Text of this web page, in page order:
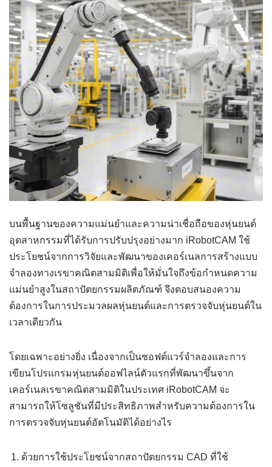
บนพื้นฐานของความแม่นยำและความน่าเชื่อถือของหุ่นยนต์
อุตสาหกรรมที่ได้รับการปรับปรุงอย่างมาก iRobotCAM ใช้
ประโยชน์จากการวิจัยและพัฒนาของเคอร์เนลการสร้างแบบ
จำลองทางเรขาคณิตสามมิติเพื่อให้มั่นใจถึงข้อกำหนดความ
แม่นยำสูงในสถาปัตยกรรมผลิตภัณฑ์ จึงตอบสนองความ
ต้องการในการประมวลผลหุ่นยนต์และการตรวจจับหุ่นยนต์ใน
เวลาเดียวกัน
โดยเฉพาะอย่างยิ่ง เนื่องจากเป็นซอฟต์แวร์จำลองและการ
เขียนโปรแกรมหุ่นยนต์ออฟไลน์ตัวแรกที่พัฒนาขึ้นจาก
เคอร์เนลเรขาคณิตสามมิติในประเทศ iRobotCAM จะ
สามารถให้โซลูชันที่มีประสิทธิภาพสำหรับความต้องการใน
การตรวจจับหุ่นยนต์อัตโนมัติได้อย่างไร
ด้วยการใช้ประโยชน์จากสถาปัตยกรรม CAD ที่ใช้